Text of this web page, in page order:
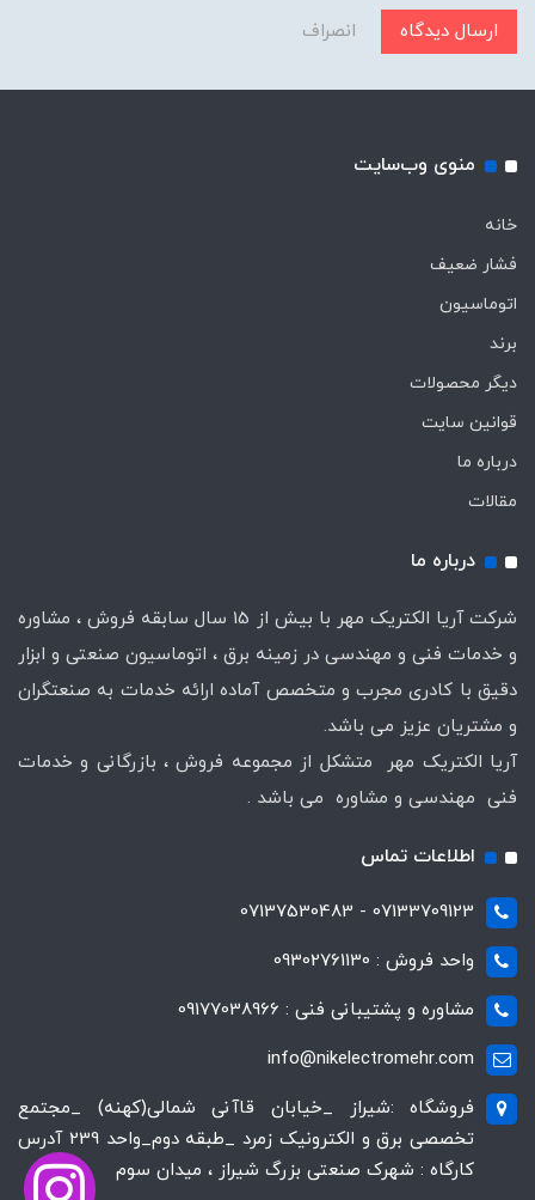
ارسال دیدگاه انصراف
منوی وب‌سایت
خانه
فشار ضعیف
اتوماسیون
برند
دیگر محصولات
قوانین سایت
درباره ما
مقالات
درباره ما
شرکت آریا الکتریک مهر با بیش از 15 سال سابقه فروش ، مشاوره
و خدمات فنی و مهندسی در زمینه برق ، اتوماسیون صنعتی و ابزار
دقیق با کادری مجرب و متخصص آماده ارائه خدمات به صنعتگران
و مشتریان عزیز می باشد.
آریا الکتریک مهر متشکل از مجموعه فروش ، بازرگانی و خدمات
فنی مهندسی و مشاوره می باشد .
اطلاعات تماس
07133709123 - 07137530483
واحد فروش : 09302761130
مشاوره و پشتیبانی فنی : 09177038966
info@nikelectromehr.com
فروشگاه :شیراز _خیابان قاآنی شمالی(کهنه) _مجتمع
تخصصی برق و الکترونیک زمرد _طبقه دوم_واحد 239 آدرس
کارگاه : شهرک صنعتی بزرگ شیراز ، میدان سوم